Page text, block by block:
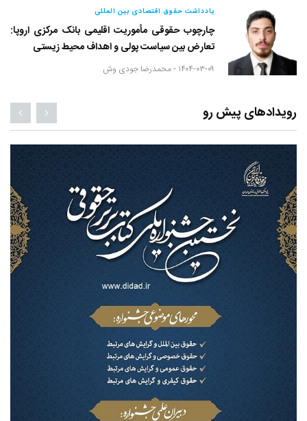
یادداشت حقوق اقتصادی بین المللی
چارچوب حقوقی مأموریت اقلیمی بانک مرکزی اروپا:
تعارض بین سیاست پولی و اهداف محیط زیستی
۱۴۰۴-۰۳-۰۹ - محمدرضا جودی وش
رویدادهای پیش رو